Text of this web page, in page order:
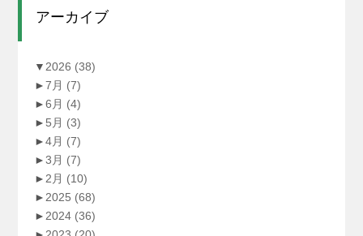
アーカイブ
▼2026 (38)
►7月 (7)
►6月 (4)
► 5月 (3)
►4月 (7)
►3月 (7)
►2月 (10)
►2025 (68)
►2024 (36)